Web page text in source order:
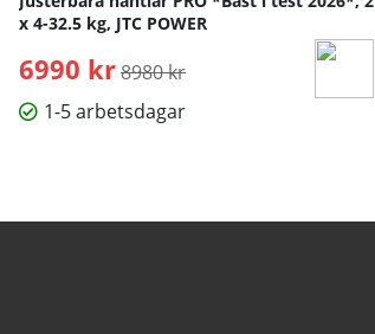
x 4-32.5 kg, JTC POWER
6990 kr Ordinarie pris:
8980 kr
1-5 arbetsdagar